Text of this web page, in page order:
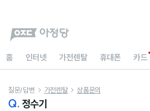
홈 인터넷 가전렌탈 휴대폰 카드
질문/답변  가전렌탈  상품문의
Q. 정수기